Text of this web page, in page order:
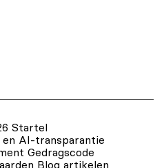
Startel
en AI-transparantie
Gedragscode
Blog artikelen